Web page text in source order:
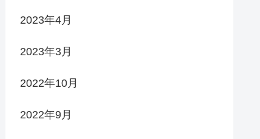
2023年4月
2023年3月
2022年10月
2022年9月